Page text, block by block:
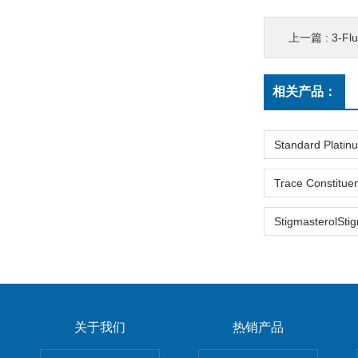
上一篇 : 3-Fluoro-
相关产品：
关于我们 热销产品